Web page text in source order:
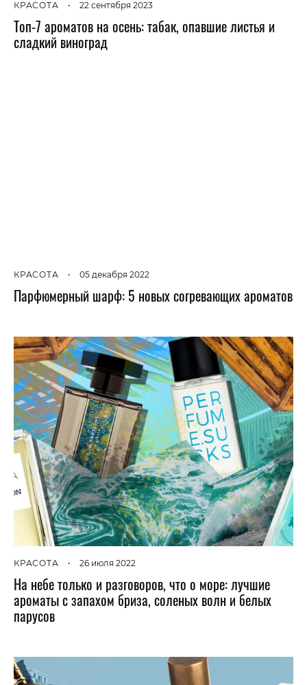
КРАСОТА • 22 сентября 2023
Топ-7 ароматов на осень: табак, опавшие листья и
сладкий виноград
КРАСОТА • 05 декабря 2022
Парфюмерный шарф: 5 новых согревающих ароматов
КРАСОТА • 26 июля 2022
На небе только и разговоров, что о море: лучшие
ароматы с запахом бриза, соленых волн и белых
парусов